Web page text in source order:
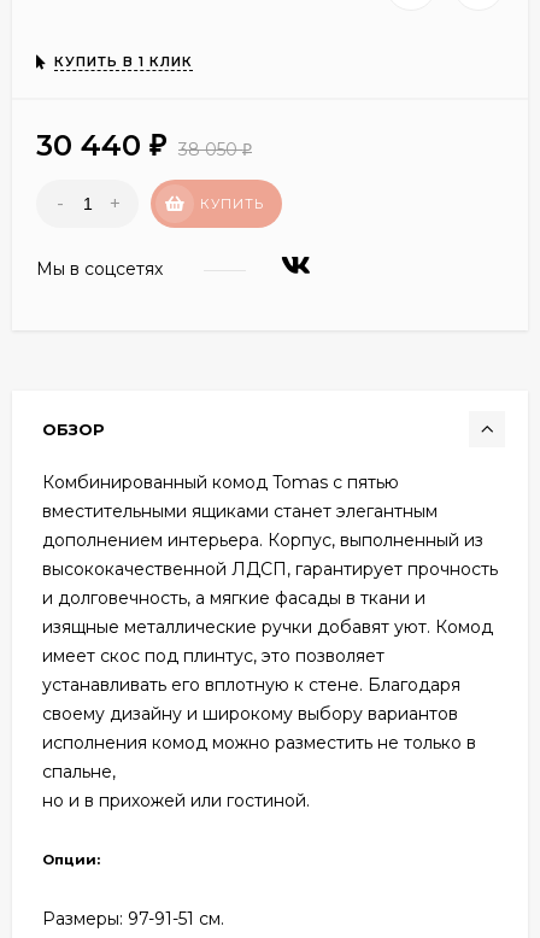
КУПИТЬ В 1 КЛИК
30 440 ₽ 38 050₽
- + КУПИТЬ
Мы в соцсетях
ОБЗОР
Комбинированный комод Tomas с пятью
вместительными ящиками станет элегантным
дополнением интерьера. Корпус, выполненный из
высококачественной ЛДСП, гарантирует прочность
и долговечность, а мягкие фасады в ткани и
изящные металлические ручки добавят уют. Комод
имеет скос под плинтус, это позволяет
устанавливать его вплотную к стене. Благодаря
своему дизайну и широкому выбору вариантов
исполнения комод можно разместить не только в
спальне,
но и в прихожей или гостиной.
Опции:
Размеры: 97-91-51 см.